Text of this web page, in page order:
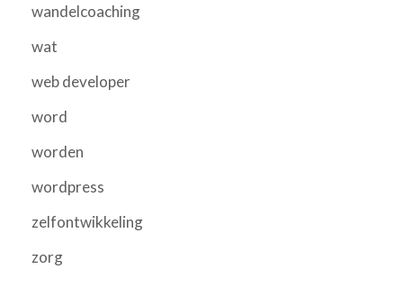
wandelcoaching
wat
web developer
word
worden
wordpress
zelfontwikkeling
zorg